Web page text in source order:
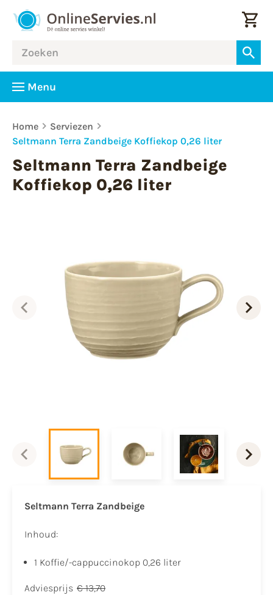
Menu
Home
Serviezen
Seltmann Terra Zandbeige Koffiekop 0,26 liter
Seltmann Terra Zandbeige
Koffiekop 0,26 liter
Seltmann Terra Zandbeige
Inhoud:
1 Koffie/-cappuccinokop 0,26 liter
Adviesprijs € 13,70